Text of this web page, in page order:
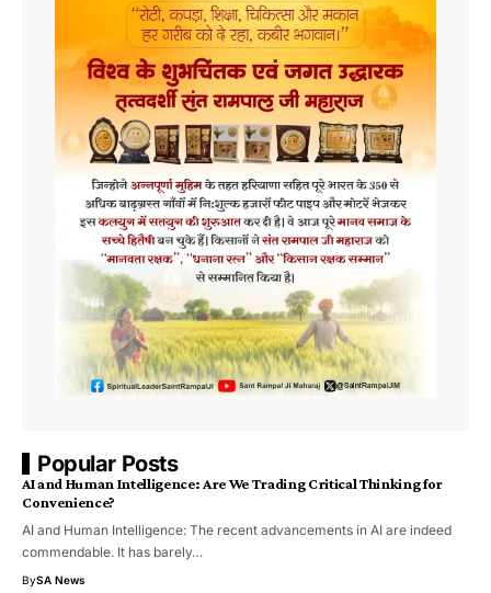
Popular Posts
AI and Human Intelligence: Are We Trading Critical Thinking for
Convenience?
AI and Human Intelligence: The recent advancements in AI are indeed
commendable. It has barely…
BySA News